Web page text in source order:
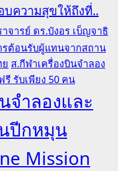
บความสุขให้ถึงที่..
จารย์ ดร.บังอร เบ็ญจาธิ
รต้อนรับผู้แทนจากสถาน
ส.กีฬาเครื่องบินจำลอง
รับเพียง 50 คน
จำลองและ
ปีกหมุน
Mission